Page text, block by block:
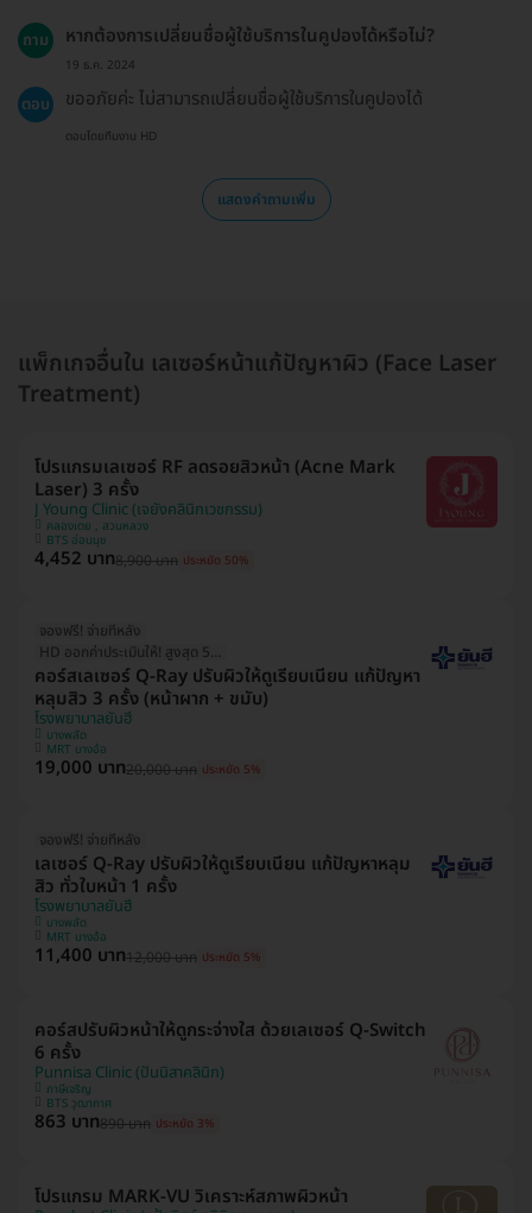
ถาม หากต้องการเปลี่ยนชื่อผู้ใช้บริการในคูปองได้หรือไม่?
19 ธ.ค. 2024
ตอบ ขออภัยค่ะ ไม่สามารถเปลี่ยนชื่อผู้ใช้บริการในคูปองได้
ตอบโดยทีมงาน HD
แสดงคำถามเพิ่ม
แพ็กเกจอื่นใน เลเซอร์หน้าแก้ปัญหาผิว (Face Laser
Treatment)
โปรแกรมเลเซอร์ RF ลดรอยสิวหน้า (Acne Mark
Laser) 3 ครั้ง
J Young Clinic (เจยังคลินิกเวชกรรม)
คลองเตย , สวนหลวง
BTS อ่อนนุช
4,452 บาท8,900 บาท ประหยัด 50%
จองฟรี! จ่ายทีหลัง
HD ออกค่าประเมินให้! สูงสุด 500 บ.
คอร์สเลเซอร์ Q-Ray ปรับผิวให้ดูเรียบเนียน แก้ปัญหา
หลุมสิว 3 ครั้ง (หน้าผาก + ขมับ)
โรงพยาบาลยันฮี
บางพลัด
MRT บางอ้อ
19,000 บาท20,000 บาท ประหยัด 5%
จองฟรี! จ่ายทีหลัง
เลเซอร์ Q-Ray ปรับผิวให้ดูเรียบเนียน แก้ปัญหาหลุม
สิว ทั่วใบหน้า 1 ครั้ง
โรงพยาบาลยันฮี
บางพลัด
MRT บางอ้อ
11,400 บาท12,000 บาท ประหยัด 5%
คอร์สปรับผิวหน้าให้ดูกระจ่างใส ด้วยเลเซอร์ Q-Switch
6 ครั้ง
Punnisa Clinic (ปันนิสาคลินิก)
ภาษีเจริญ
BTS วุฒากาศ
863 บาท890 บาท ประหยัด 3%
โปรแกรม MARK-VU วิเคราะห์สภาพผิวหน้า